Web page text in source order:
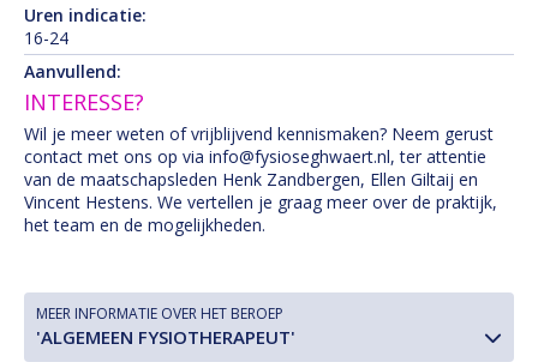
Uren indicatie:
16-24
Aanvullend:
INTERESSE?
Wil je meer weten of vrijblijvend kennismaken? Neem gerust
contact met ons op via info@fysioseghwaert.nl, ter attentie
van de maatschapsleden Henk Zandbergen, Ellen Giltaij en
Vincent Hestens. We vertellen je graag meer over de praktijk,
het team en de mogelijkheden.
MEER INFORMATIE OVER HET BEROEP
'ALGEMEEN FYSIOTHERAPEUT'